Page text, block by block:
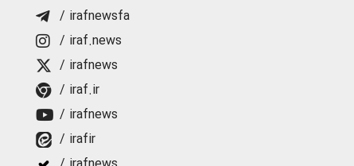
/ irafnewsfa
/ iraf.news
/ irafnews
/ iraf.ir
/ irafnews
/ irafir